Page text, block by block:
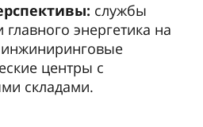
службы
энергетика на
центры с
складами.